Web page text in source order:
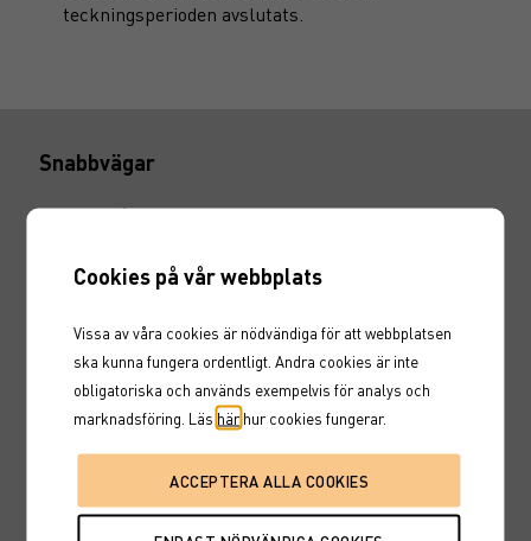
teckningsperioden avslutats.
Snabbvägar
Hitta en rådgivare
Marknadskurser
Nyheter
Marknadssondering
Inspiration
Invstr
Cookies på vår webbplats
Vissa av våra cookies är nödvändiga för att webbplatsen
ska kunna fungera ordentligt. Andra cookies är inte
obligatoriska och används exempelvis för analys och
marknadsföring. Läs härhur cookies fungerar.